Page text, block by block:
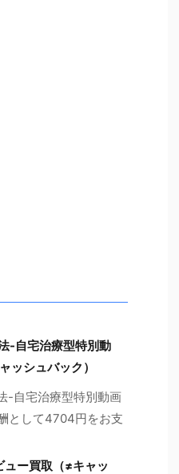
-自宅治療型特別動
シュバック）
-自宅治療型特別動画
として4704円をお支
ー買取（≠キャッ